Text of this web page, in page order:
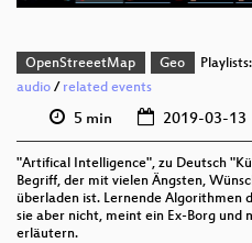
OpenStreeetMap Geo Playlists:
audio / related events
5 min 2019-03-13
"Artifical Intelligence", zu Deutsch
Begriff, der mit vielen Ängsten,
überladen ist. Lernende Algorithmen
sie aber nicht, meint ein Ex-Borg und
erläutern.